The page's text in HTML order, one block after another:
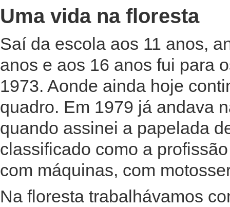
Uma vida na floresta
Saí da escola aos 11 anos,
anos e aos 16 anos fui para
1973. Aonde ainda hoje
quadro. Em 1979 já andava
quando assinei a papelada
classificado como a
com máquinas, com
Na floresta trabalhávamos